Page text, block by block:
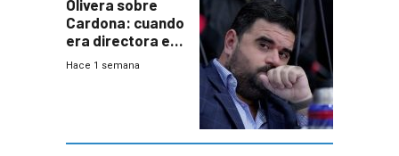
Olivera sobre
Cardona: cuando
era directora en
UTE “no era muy
Hace 1 semana